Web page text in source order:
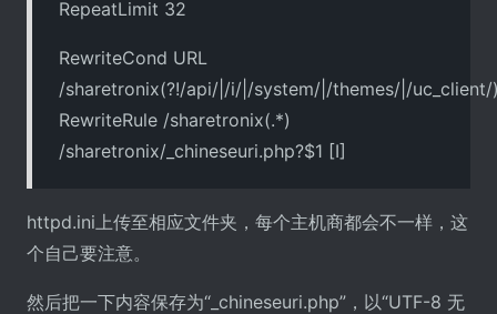
RepeatLimit 32
RewriteCond URL
/sharetronix(?!/api/|/i/|/system/|/themes/|/uc_client/
RewriteRule /sharetronix(.*)
/sharetronix/_chineseuri.php?$1 [I]
httpd.ini上传至相应文件夹，每个主机商都会不一样，这
个自己要注意。
然后把一下内容保存为“_chineseuri.php”，以“UTF-8 无